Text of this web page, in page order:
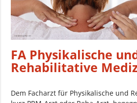
FA Physikalische
Rehabilitative
Dem Facharzt für Physikalische und